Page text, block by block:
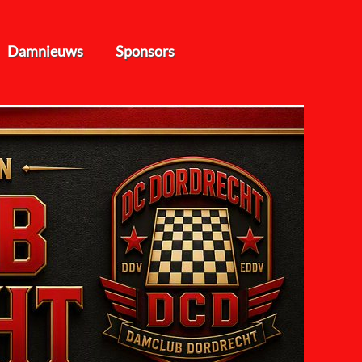
Damnieuws Sponsors